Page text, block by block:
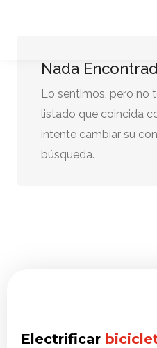
Nada
Lo sentimos, pero no
listado que coincida
intente cambiar su
búsqueda.
Electrificar